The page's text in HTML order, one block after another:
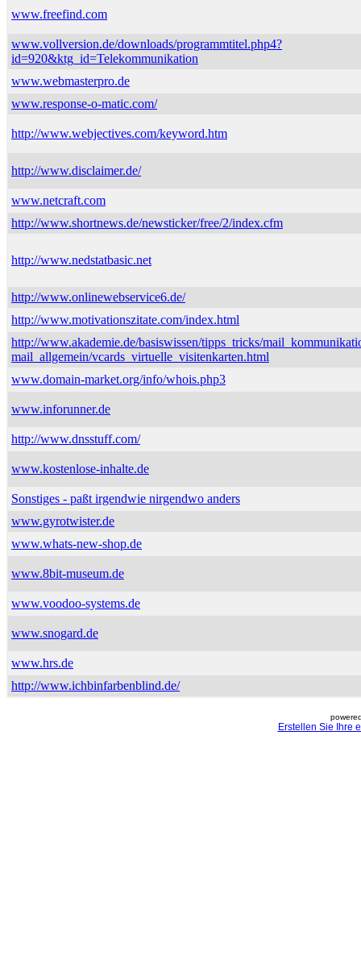
www.freefind.com
www.vollversion.de/downloads/programmtitel.php4?
id=920&ktg_id=Telekommunikation
www.webmasterpro.de
www.response-o-matic.com/
http://www.webjectives.com/keyword.htm
http://www.disclaimer.de/
www.netcraft.com
http://www.shortnews.de/newsticker/free/2/index.cfm
http://www.nedstatbasic.net
http://www.onlinewebservice6.de/
http://www.motivationszitate.com/index.html
http://www.akademie.de/basiswissen/tipps_tricks/
mail_allgemein/vcards_virtuelle_visitenkarten.html
www.domain-market.org/info/whois.php3
www.inforunner.de
http://www.dnsstuff.com/
www.kostenlose-inhalte.de
Sonstiges - paßt irgendwie nirgendwo anders
www.gyrotwister.de
www.whats-new-shop.de
www.8bit-museum.de
www.voodoo-systems.de
www.snogard.de
www.hrs.de
http://www.ichbinfarbenblind.de/
Erstellen Sie Ihre